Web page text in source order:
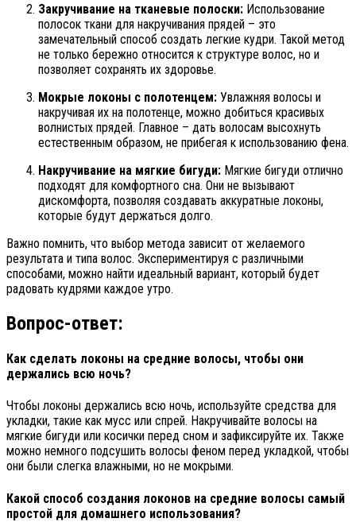
Закручивание на тканевые полоски: Использование
полосок ткани для накручивания прядей – это
замечательный способ создать легкие кудри. Такой метод
не только бережно относится к структуре волос, но и
позволяет сохранять их здоровье.
Мокрые локоны с полотенцем: Увлажняя волосы и
накручивая их на полотенце, можно добиться красивых
волнистых прядей. Главное – дать волосам высохнуть
естественным образом, не прибегая к использованию фена.
Накручивание на мягкие бигуди: Мягкие бигуди отлично
подходят для комфортного сна. Они не вызывают
дискомфорта, позволяя создавать аккуратные локоны,
которые будут держаться долго.
Важно помнить, что выбор метода зависит от желаемого
результата и типа волос. Экспериментируя с различными
способами, можно найти идеальный вариант, который будет
радовать кудрями каждое утро.
Вопрос-ответ:
Как сделать локоны на средние волосы, чтобы они
держались всю ночь?
Чтобы локоны держались всю ночь, используйте средства для
укладки, такие как мусс или спрей. Накручивайте волосы на
мягкие бигуди или косички перед сном и зафиксируйте их. Также
можно немного подсушить волосы феном перед укладкой, чтобы
они были слегка влажными, но не мокрыми.
Какой способ создания локонов на средние волосы самый
простой для домашнего использования?